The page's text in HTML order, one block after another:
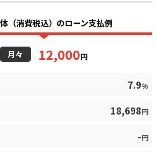
（消費税込）のローン支払例
月々 12,000円
7.9%
18,698円
-円